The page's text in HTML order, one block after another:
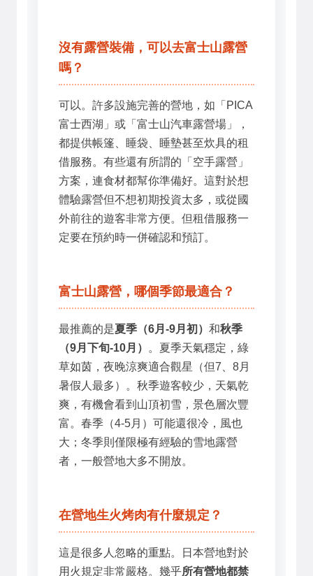
沒有露營裝備，可以去富士山露營
嗎？
可以。許多設施完善的營地，如「PICA
富士西湖」或「富士山汽車露營場」，
都提供帳篷、睡袋、睡墊甚至炊具的租
借服務。有些還有所謂的「空手露營」
方案，連食材都幫你準備好。這對於想
體驗露營但不想初期投資太多，或從國
外前往的遊客非常方便。但租借服務一
定要在預約時一併確認和預訂。
富士山露營，哪個季節最適合？
最推薦的是夏季（6月-9月初） 和秋季
（9月下旬-10月）
。夏季天氣穩定，綠
草如茵，夜晚涼爽適合觀星（但7、8月
暑假人最多）。秋季遊客較少，天氣乾
爽，有機會看到山頂初雪，景色層次豐
富。春季（4-5月）可能還很冷，風也
大；冬季則僅限極有經驗的雪地露營
者，一般營地大多不開放。
在營地生火烤肉有什麼規定？
這是很多人忽略的重點。日本營地對於
用火規定非常嚴格。幾乎所有營地都禁